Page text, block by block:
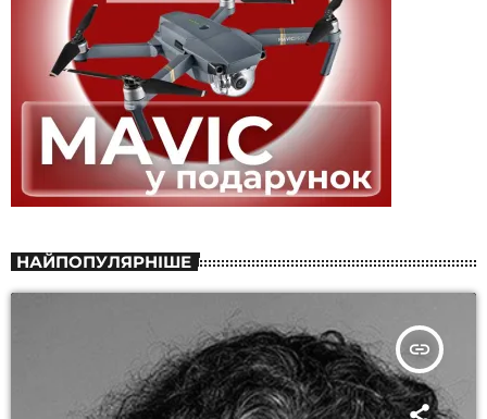
НАЙПОПУЛЯРНІШЕ
insert_link